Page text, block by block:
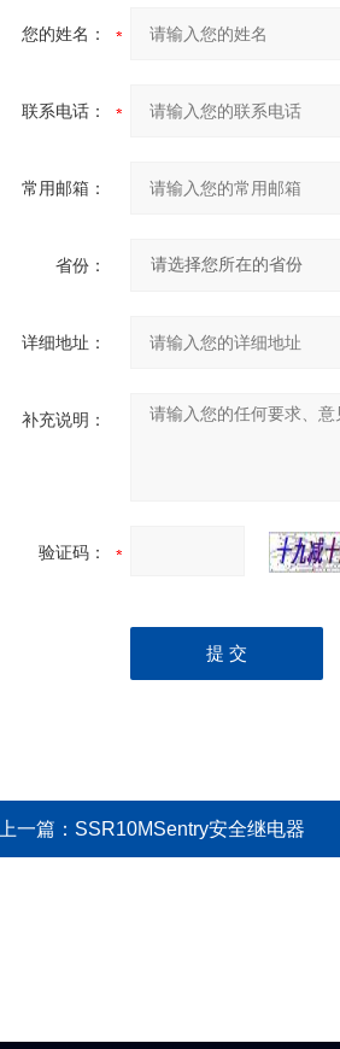
您的姓名：
联系电话：
常用邮箱：
省份：
详细地址：
补充说明：
验证码：
上一篇： SSR10MSentry安全继电器